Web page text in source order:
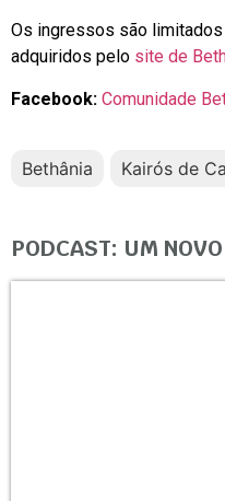
Os ingressos são
adquiridos pelo site de
Facebook: Comunidade
Bethânia Kairós de
PODCAST: UM